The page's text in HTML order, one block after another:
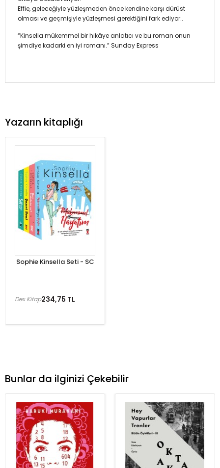
Effie, geleceğiyle yüzleşmeden önce kendine karşı dürüst
olması ve geçmişiyle yüzleşmesi gerektiğini fark ediyor..
“Kinsella mükemmel bir hikâye anlatıcı ve bu roman onun
şimdiye kadarki en iyi romanı.” Sunday Express
Yazarın kitaplığı
Sophie Kinsella Seti - SC
234,75 TL
Dex Kitap
Bunlar da ilginizi Çekebilir